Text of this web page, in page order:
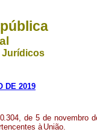
Jurídicos
DE 2019
de 5 de novembro
à União.